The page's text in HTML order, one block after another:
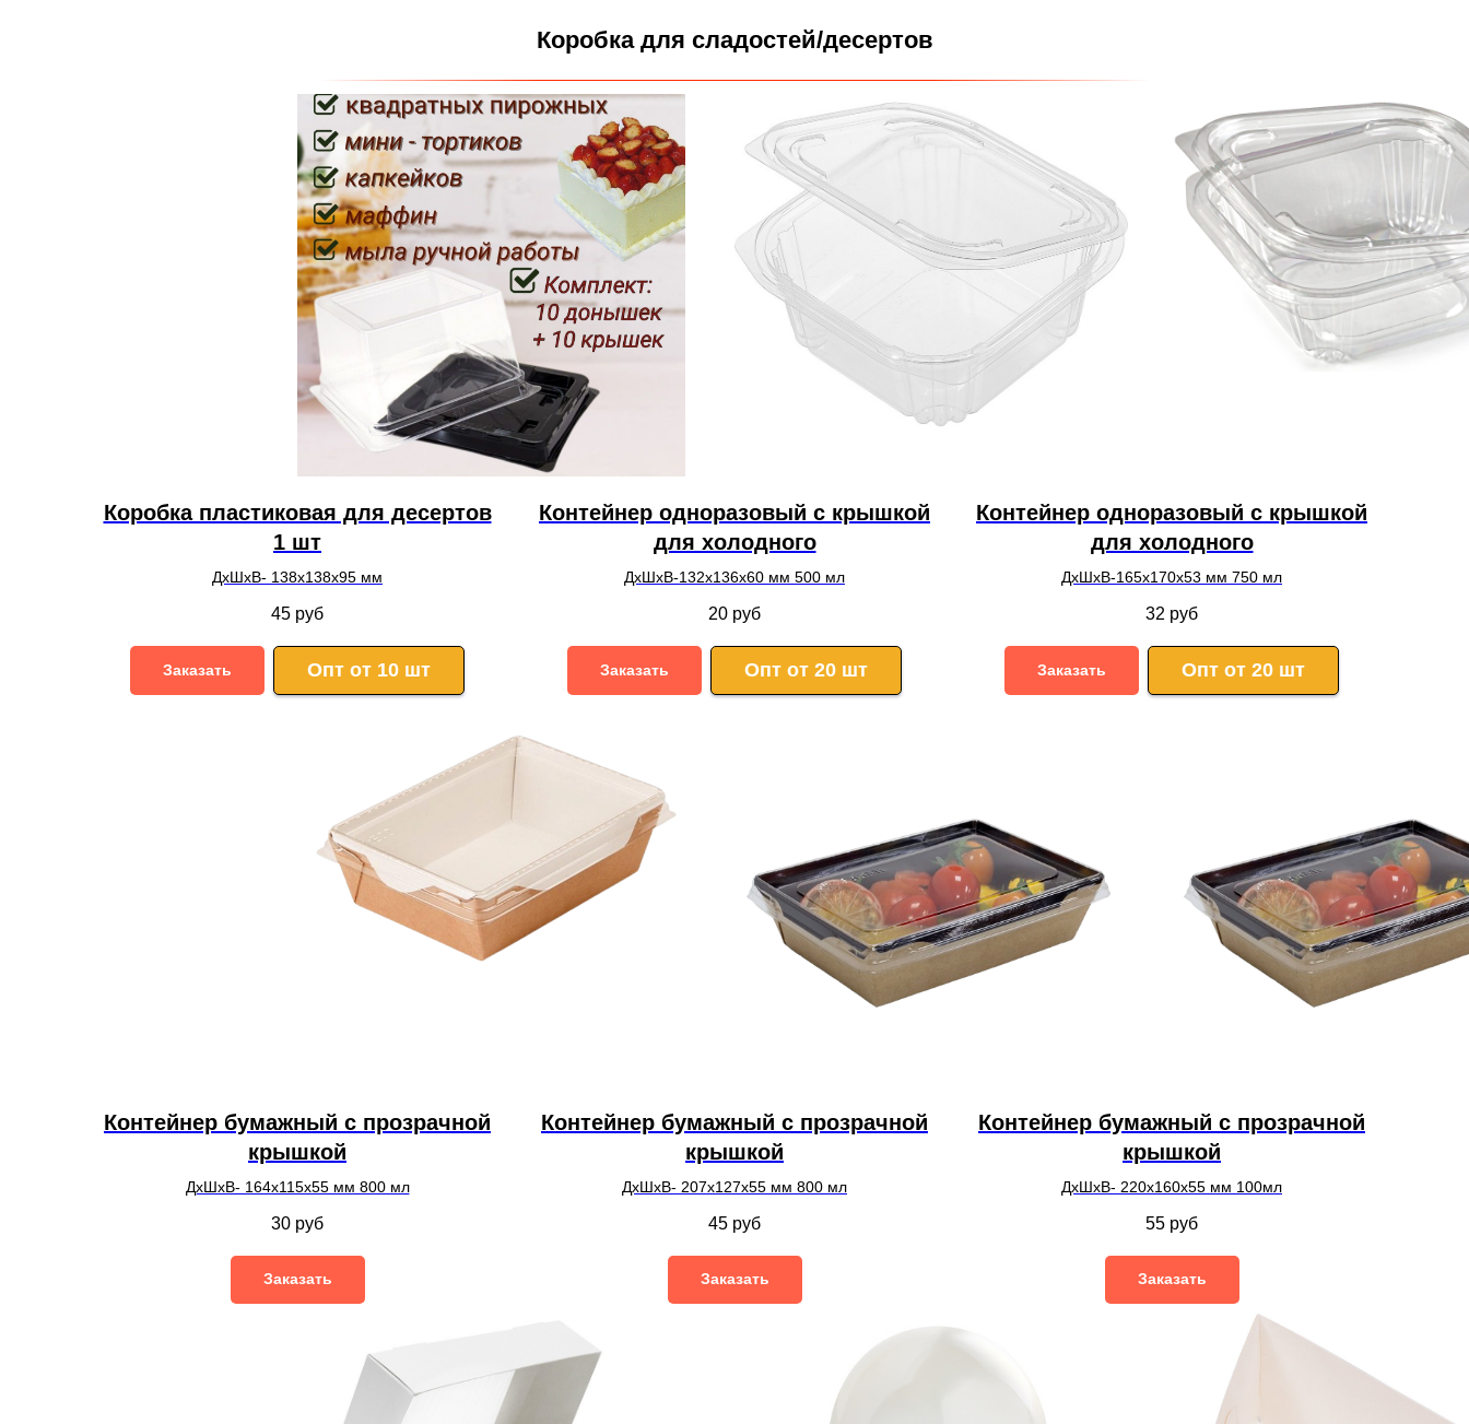
Коробка для сладостей/десертов
Коробка пластиковая для десертов
1 шт
ДхШхВ- 138х138х95 мм
45 руб
Заказать Опт от 10 шт
Контейнер одноразовый с крышкой
для холодного
ДхШхВ-132х136х60 мм 500 мл
20 руб
Заказать Опт от 20 шт
Контейнер одноразовый с крышкой
для холодного
ДхШхВ-165х170х53 мм 750 мл
32 руб
Заказать Опт от 20 шт
Контейнер бумажный с прозрачной
крышкой
ДхШхВ- 164х115х55 мм 800 мл
30 руб
Заказать
Контейнер бумажный с прозрачной
крышкой
ДхШхВ- 207х127х55 мм 800 мл
45 руб
Заказать
Контейнер бумажный с прозрачной
крышкой
ДхШхВ- 220х160х55 мм 100мл
55 руб
Заказать